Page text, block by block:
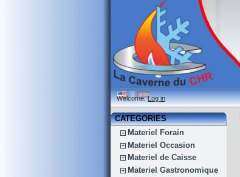
Welcome,Log in
CATEGORIES
Materiel Forain
Materiel Occasion
Materiel de Caisse
Materiel Gastronomique